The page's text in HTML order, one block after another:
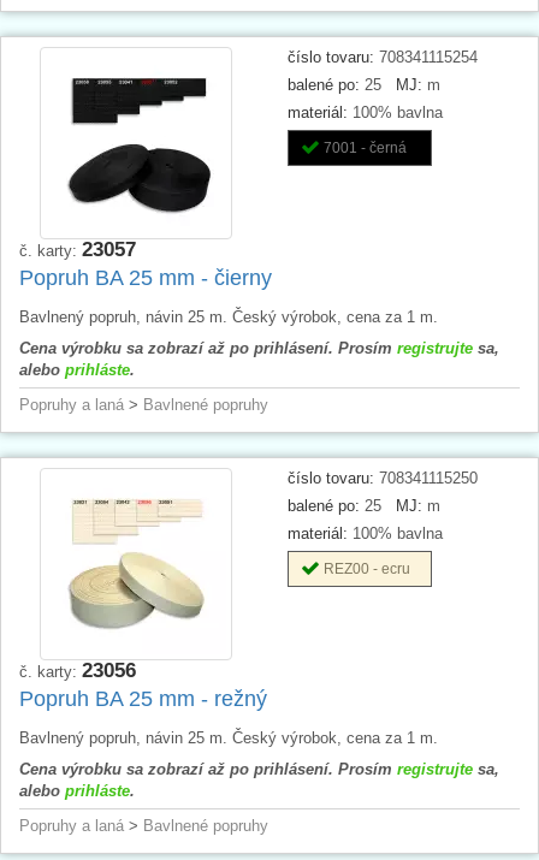
číslo tovaru: 708341115254
balené po: 25 MJ: m
materiál: 100% bavlna
7001 - černá
č. karty: 23057
Popruh BA 25 mm - čierny
Bavlnený popruh, návin 25 m. Český výrobok, cena za 1 m.
Cena výrobku sa zobrazí až po prihlásení. Prosím registrujte sa,
alebo prihláste.
Popruhy a laná > Bavlnené popruhy
číslo tovaru: 708341115250
balené po: 25 MJ: m
materiál: 100% bavlna
REZ00 - ecru
č. karty: 23056
Popruh BA 25 mm - režný
Bavlnený popruh, návin 25 m. Český výrobok, cena za 1 m.
Cena výrobku sa zobrazí až po prihlásení. Prosím registrujte sa,
alebo prihláste.
Popruhy a laná > Bavlnené popruhy